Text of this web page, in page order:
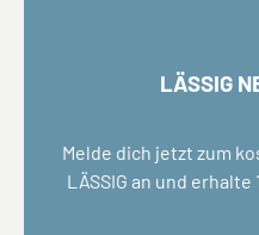
LÄSSIG
Melde dich jetzt zum
LÄSSIG an und